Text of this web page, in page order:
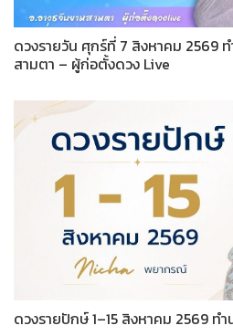
ดวงรายวัน ศุกร์ที่ 7 สิงหาคม 2569
สามตา – ผู้ก่อตั้งดวง Live
ดวงรายปักษ์ 1–15 สิงหาคม 2569